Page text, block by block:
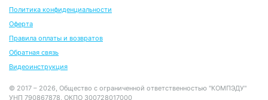
Политика конфиденциальности
Оферта
Правила оплаты и возвратов
Обратная связь
Видеоинструкция
© 2017 – 2026, Общество с ограниченной ответственностью "КОМПЭДУ"
УНП 790867878, ОКПО 300728017000